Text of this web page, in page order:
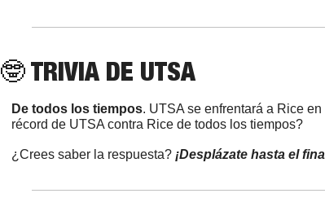
🤓 TRIVIA DE UTSA
De todos los tiempos. UTSA se enfrentará a Rice
récord de UTSA contra Rice de todos los tiempos?
¿Crees saber la respuesta? ¡Desplázate hasta el